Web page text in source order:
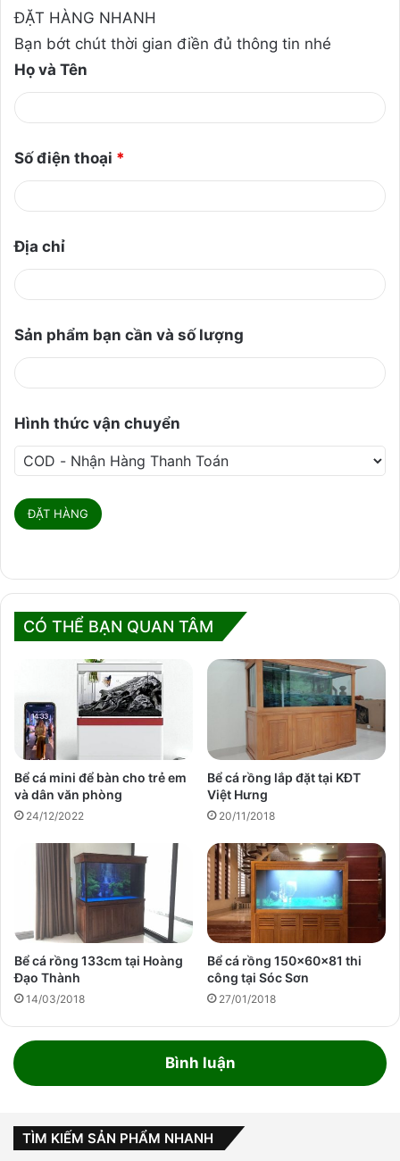
ĐẶT HÀNG NHANH
Bạn bớt chút thời gian điền đủ thông tin nhé
Họ và Tên
Số điện thoại *
Địa chỉ
Sản phẩm bạn cần và số lượng
Hình thức vận chuyển
CÓ THỂ BẠN QUAN TÂM
Bể cá mini để bàn cho trẻ em
và dân văn phòng
24/12/2022
Bể cá rồng lắp đặt tại KĐT
Việt Hưng
20/11/2018
Bể cá rồng 133cm tại Hoàng
Đạo Thành
14/03/2018
Bể cá rồng 150x60x81 thi
công tại Sóc Sơn
27/01/2018
Bình luận
TÌM KIẾM SẢN PHẨM NHANH